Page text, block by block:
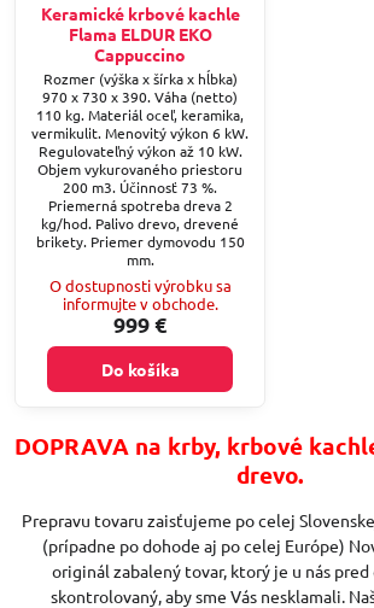
Keramické krbové kachle
Flama ELDUR EKO
Cappuccino
Rozmer (výška x šírka x hĺbka)
970 x 730 x 390. Váha (netto)
110 kg. Materiál oceľ, keramika,
vermikulit. Menovitý výkon 6 kW.
Regulovateľný výkon až 10 kW.
Objem vykurovaného priestoru
200 m3. Účinnosť 73 %.
Priemerná spotreba dreva 2
kg/hod. Palivo drevo, drevené
brikety. Priemer dymovodu 150
mm.
O dostupnosti výrobku sa
informujte v obchode.
999 €
Do košíka
DOPRAVA na krby, krbové
drevo.
Prepravu tovaru zaisťujeme po celej
(prípadne po dohode aj po celej Európe)
originál zabalený tovar, ktorý je u nás
skontrolovaný, aby sme Vás nesklamali.